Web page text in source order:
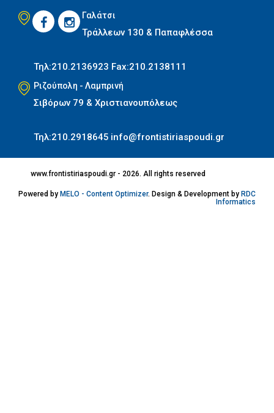
Εκπαιδευτική
Επικαιρότητα
Γαλάτσι
Τράλλεων 130 & Παπαφλέσσα
Τηλ:210.2136923 Fax:210.2138111
Ριζούπολη - Λαμπρινή
Σιβόρων 79 & Χριστιανουπόλεως
Τηλ:210.2918645 info@frontistiriaspoudi.gr
www.frontistiriaspoudi.gr - 2026. All rights reserved
Powered by MELO - Content Optimizer. Design & Development by RDC
Informatics